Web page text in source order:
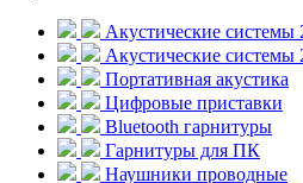
Акустические системы
Акустические
Портативная акустика
Цифровые приставки
Bluetooth гарнитуры
Гарнитуры для ПК
Наушники проводные